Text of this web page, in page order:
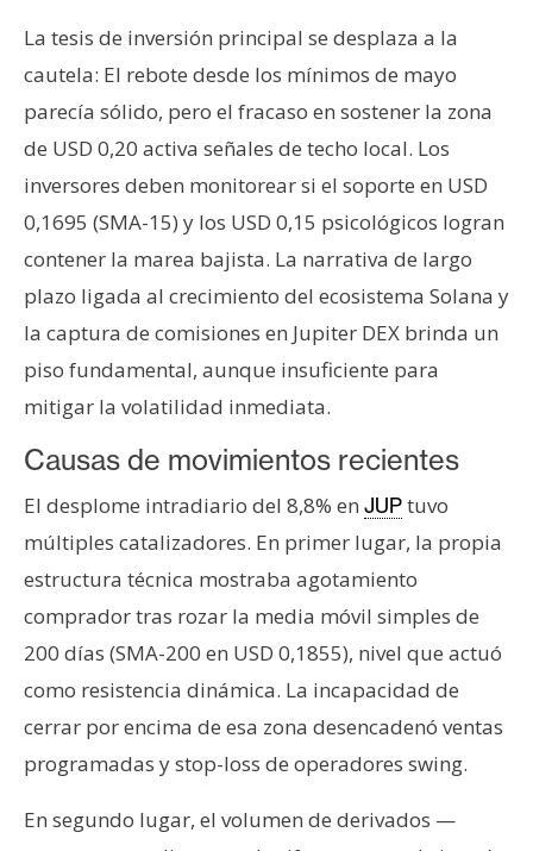
u
b
l
c
i
d
a
La tesis de inversión principal se desplaza a la
cautela: El rebote desde los mínimos de mayo
parecía sólido, pero el fracaso en sostener la zona
de USD 0,20 activa señales de techo local. Los
inversores deben monitorear si el soporte en USD
0,1695 (SMA-15) y los USD 0,15 psicológicos logran
contener la marea bajista. La narrativa de largo
plazo ligada al crecimiento del ecosistema Solana y
la captura de comisiones en Jupiter DEX brinda un
piso fundamental, aunque insuficiente para
mitigar la volatilidad inmediata.
Causas de movimientos recientes
El desplome intradiario del 8,8% en JUPtuvo
múltiples catalizadores. En primer lugar, la propia
estructura técnica mostraba agotamiento
comprador tras rozar la media móvil simples de
200 días (SMA-200 en USD 0,1855), nivel que actuó
como resistencia dinámica. La incapacidad de
cerrar por encima de esa zona desencadenó ventas
programadas y stop-loss de operadores swing.
En segundo lugar, el volumen de derivados —